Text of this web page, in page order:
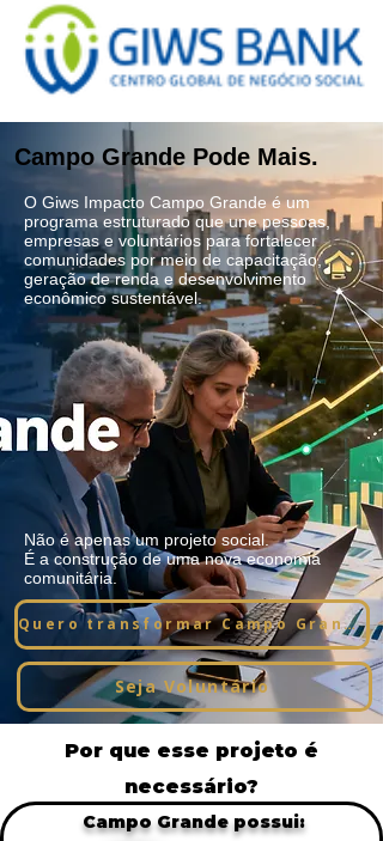
Campo Grande Pode Mais.
O Giws Impacto Campo Grande é um
programa estruturado que une pessoas,
empresas e voluntários para fortalecer
comunidades por meio de capacitação,
geração de renda e desenvolvimento
econômico sustentável.
Não é apenas um projeto social.
É a construção de uma nova economia
comunitária.
Quero transformar Campo Grande
Seja Voluntário
Por que esse projeto é
necessário?
Campo Grande possui: